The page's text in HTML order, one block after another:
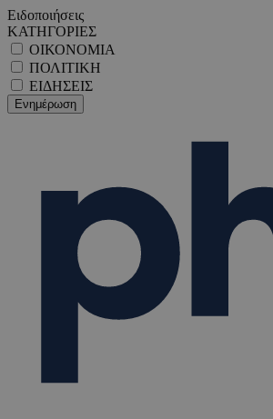
Ειδοποιήσεις
ΚΑΤΗΓΟΡΙΕΣ
ΟΙΚΟΝΟΜΙΑ
ΠΟΛΙΤΙΚΗ
ΕΙΔΗΣΕΙΣ